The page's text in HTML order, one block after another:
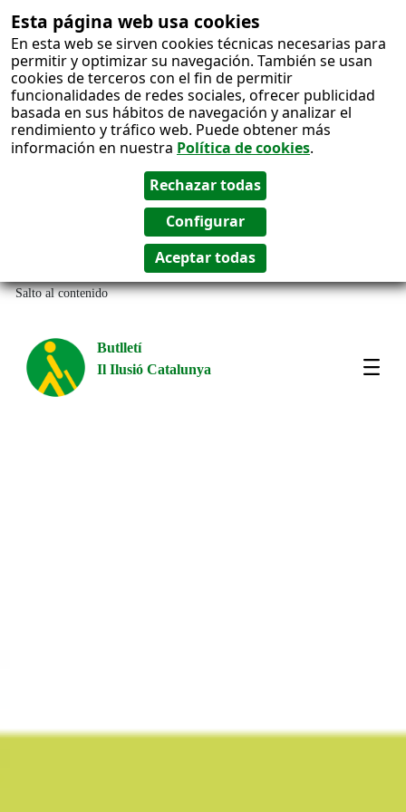
Esta página web usa cookies
En esta web se sirven cookies técnicas necesarias para
permitir y optimizar su navegación. También se usan
cookies de terceros con el fin de permitir
funcionalidades de redes sociales, ofrecer publicidad
basada en sus hábitos de navegación y analizar el
rendimiento y tráfico web. Puede obtener más
información en nuestra Política de cookies.
Salto al contenido
Butlletí
Il Ilusió Catalunya